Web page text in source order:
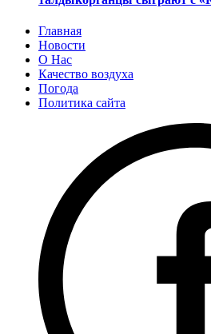
Главная
Новости
О Нас
Качество воздуха
Погода
Политика сайта